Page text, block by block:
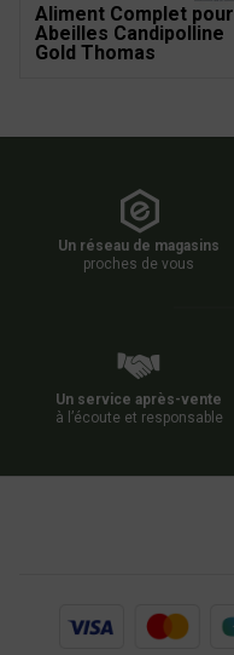
Aliment Complet pour
Abeilles Candipolline
Gold Thomas
Un réseau de magasins
proches de vous
Un service après-vente
à l’écoute et responsable